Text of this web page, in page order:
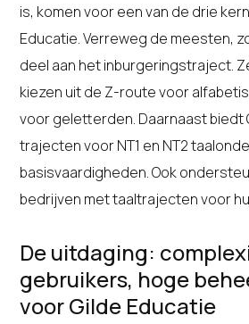
is, komen voor een van de drie
Educatie. Verreweg de meesten,
deel aan het inburgeringstraject.
kiezen uit de Z-route voor
voor geletterden. Daarnaast biedt
trajecten voor NT1 en NT2
basisvaardigheden. Ook
bedrijven met taaltrajecten voor
De uitdaging:
gebruikers, hoge
voor Gilde Educatie